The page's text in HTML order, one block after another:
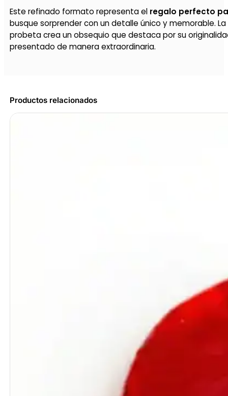
Este refinado formato representa el regalo perfecto
busque sorprender con un detalle único y memorable.
probeta crea un obsequio que destaca por su
presentado de manera extraordinaria.
Productos relacionados